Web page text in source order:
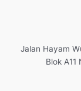
Jalan Hayam
Blok A11